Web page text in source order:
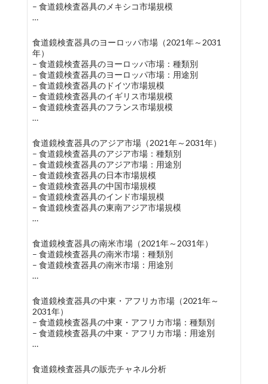
– 食道鏡検査器具のメキシコ市場規模
…
食道鏡検査器具のヨーロッパ市場（2021年～2031
年）
– 食道鏡検査器具のヨーロッパ市場：種類別
– 食道鏡検査器具のヨーロッパ市場：用途別
– 食道鏡検査器具のドイツ市場規模
– 食道鏡検査器具のイギリス市場規模
– 食道鏡検査器具のフランス市場規模
…
食道鏡検査器具のアジア市場（2021年～2031年）
– 食道鏡検査器具のアジア市場：種類別
– 食道鏡検査器具のアジア市場：用途別
– 食道鏡検査器具の日本市場規模
– 食道鏡検査器具の中国市場規模
– 食道鏡検査器具のインド市場規模
– 食道鏡検査器具の東南アジア市場規模
…
食道鏡検査器具の南米市場（2021年～2031年）
– 食道鏡検査器具の南米市場：種類別
– 食道鏡検査器具の南米市場：用途別
…
食道鏡検査器具の中東・アフリカ市場（2021年～
2031年）
– 食道鏡検査器具の中東・アフリカ市場：種類別
– 食道鏡検査器具の中東・アフリカ市場：用途別
…
食道鏡検査器具の販売チャネル分析